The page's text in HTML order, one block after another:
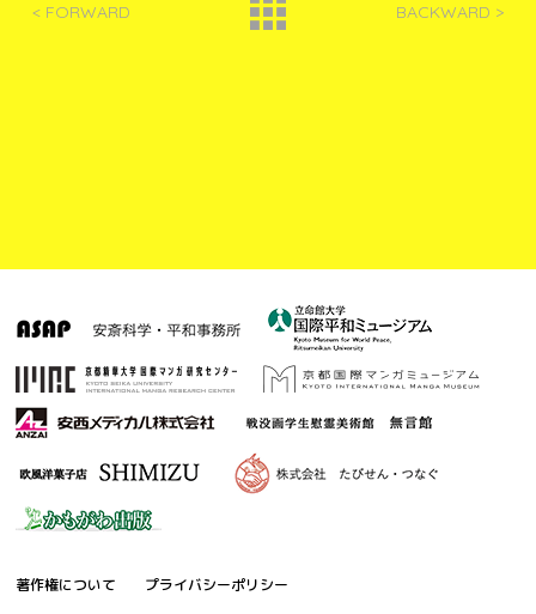
< FORWARD BACKWARD >
著作権について プライバシーポリシー